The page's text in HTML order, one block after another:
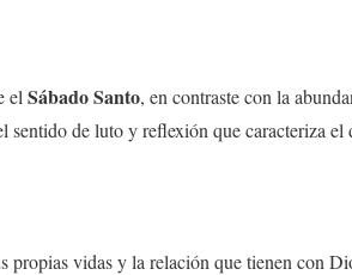
el Sábado Santo, en contraste con la
sentido de luto y reflexión que caracteriza el
propias vidas y la relación que tienen con